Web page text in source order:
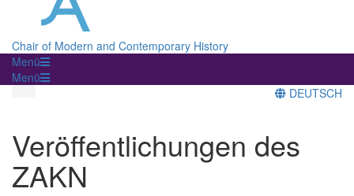
Chair of Modern and Contemporary History
Menü
Menü
DEUTSCH
Veröffentlichungen des
ZAKN